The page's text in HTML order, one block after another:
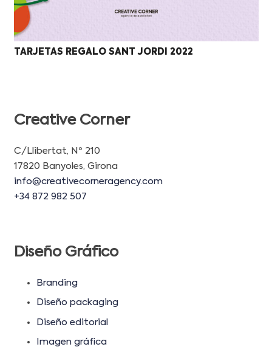
TARJETAS REGALO SANT JORDI 2022
Creative Corner
C/Llibertat, Nº 210
17820 Banyoles, Girona
info@creativecorneragency.com
+34 872 982 507
Diseño Gráfico
Branding
Diseño packaging
Diseño editorial
Imagen gráfica